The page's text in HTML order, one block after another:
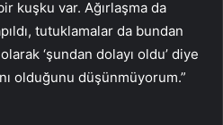
kuşku var. Ağırlaşma da
tutuklamalar da bundan
‘şundan dolayı oldu’ diye
olduğunu düşünmüyorum.”